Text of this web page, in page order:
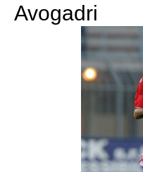
Avogadri